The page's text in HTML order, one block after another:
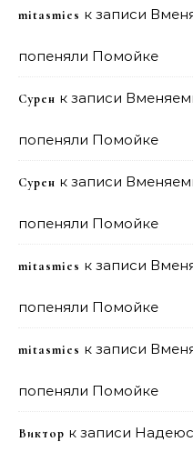
mitasmies к записи
попеняли Помойке
Сурен к записи
попеняли Помойке
Сурен к записи
попеняли Помойке
mitasmies к записи
попеняли Помойке
mitasmies к записи
попеняли Помойке
Виктор к записи